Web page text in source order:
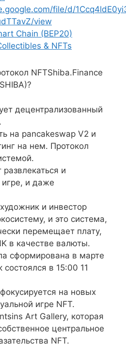
file/d/
view
Chain (BEP20)
& NFTs
NFTShiba.Finance
децентрализованный
на pancakeswap V2 и
на нем. Протокол
и
игре, и даже
и инвестор
и это система,
перемещает плату,
в качестве валюты.
сформирована в марте
состоялся в 15:00 11
на новых
игре NFT.
Art Gallery, которая
центральное
NFT.